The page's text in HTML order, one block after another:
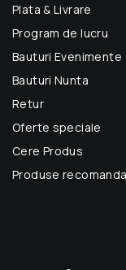
Plata & Livrare
Program de lucru
Bauturi Evenimente
Bauturi Nunta
Retur
Oferte speciale
Cere Produs
Produse